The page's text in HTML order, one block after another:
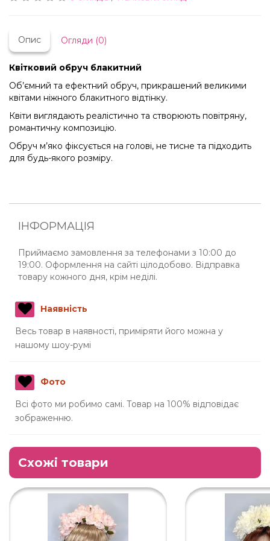
Опис Огляди (0)
Квітковий обруч блакитний
Об’ємний та ефектний обруч, прикрашений великими
квітами ніжного блакитного відтінку.
Квіти виглядають реалістично та створюють повітряну,
романтичну композицію.
Обруч м’яко фіксується на голові, не тисне та підходить
для будь-якого розміру.
ІНФОРМАЦІЯ
Приймаємо замовлення за телефонами з 10:00 до
19:00. Оформлення на сайті цілодобово. Відправка
товару кожного дня, крім неділі.
Наявність
Весь товар в наявності, приміряти його можна у
нашому шоу-румі
Фото
Всі фото ми робимо самі. Товар на 100% відповідає
зображенню.
Схожі товари